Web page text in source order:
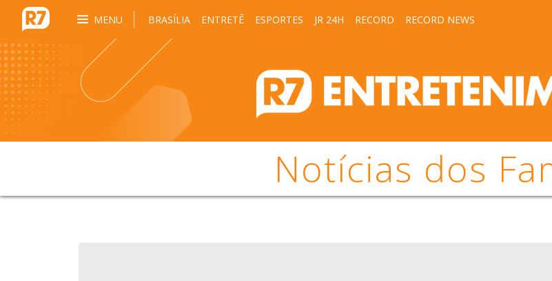
MENU BRASÍLIA ENTRETÊ ESPORTES JR 24H RECORD RECORD NEWS
Notícias dos